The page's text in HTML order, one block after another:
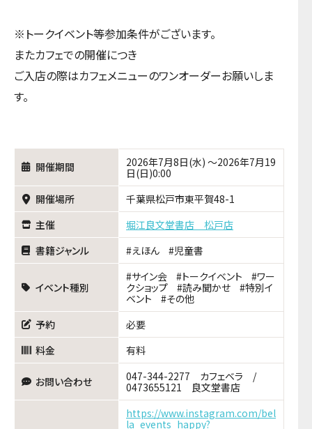
※トークイベント等参加条件がございます。
またカフェでの開催につき
ご入店の際はカフェメニューのワンオーダーお願いしま
す。
開催期間
2026年7月8日(水) ～2026年7月19
日(日)0:00
開催場所
千葉県松戸市東平賀48-1
主催
堀江良文堂書店 松戸店
書籍ジャンル
えほん 児童書
イベント種別
サイン会 トークイベント
ワー
クショップ
読み聞かせ
特別イ
ベント
その他
予約
必要
料金
有料
お問い合わせ
047-344-2277 カフェベラ /
0473655121 良文堂書店
https://www.instagram.com/bel
la_events_happy?